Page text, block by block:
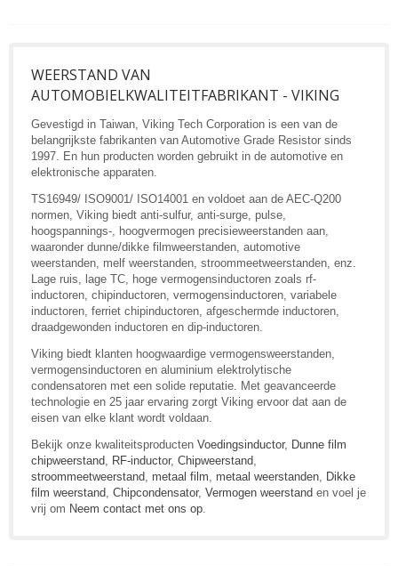
WEERSTAND VAN
AUTOMOBIELKWALITEITFABRIKANT - VIKING
Gevestigd in Taiwan, Viking Tech Corporation is een van de
belangrijkste fabrikanten van Automotive Grade Resistor sinds
1997. En hun producten worden gebruikt in de automotive en
elektronische apparaten.
TS16949/ ISO9001/ ISO14001 en voldoet aan de AEC-Q200
normen, Viking biedt anti-sulfur, anti-surge, pulse,
hoogspannings-, hoogvermogen precisieweerstanden aan,
waaronder dunne/dikke filmweerstanden, automotive
weerstanden, melf weerstanden, stroommeetweerstanden, enz.
Lage ruis, lage TC, hoge vermogensinductoren zoals rf-
inductoren, chipinductoren, vermogensinductoren, variabele
inductoren, ferriet chipinductoren, afgeschermde inductoren,
draadgewonden inductoren en dip-inductoren.
Viking biedt klanten hoogwaardige vermogensweerstanden,
vermogensinductoren en aluminium elektrolytische
condensatoren met een solide reputatie. Met geavanceerde
technologie en 25 jaar ervaring zorgt Viking ervoor dat aan de
eisen van elke klant wordt voldaan.
Bekijk onze kwaliteitsproducten Voedingsinductor, Dunne film
chipweerstand, RF-inductor, Chipweerstand,
stroommeetweerstand, metaal film, metaal weerstanden, Dikke
film weerstand, Chipcondensator, Vermogen weerstand en voel je
vrij om Neem contact met ons op.